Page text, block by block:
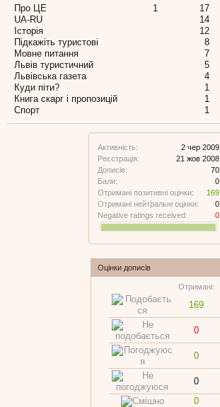
Активність:
2 чер 2009
Реєстрація:
21 жов 2008
Дописів:
70
Бали:
0
Отримані позитивні оцінки:
169
Отримані нейтральні оцінки:
0
Negative ratings received:
0
Оцінки дописів
Отримані:
169
0
0
0
0
Про ЦЕ
1
17
UA-RU
14
Історія
12
Підкажіть туристові
8
Мовне питання
7
Львів туристичний
5
Львівська газета
4
Куди піти?
1
Книга скарг і пропозицій
1
Спорт
1